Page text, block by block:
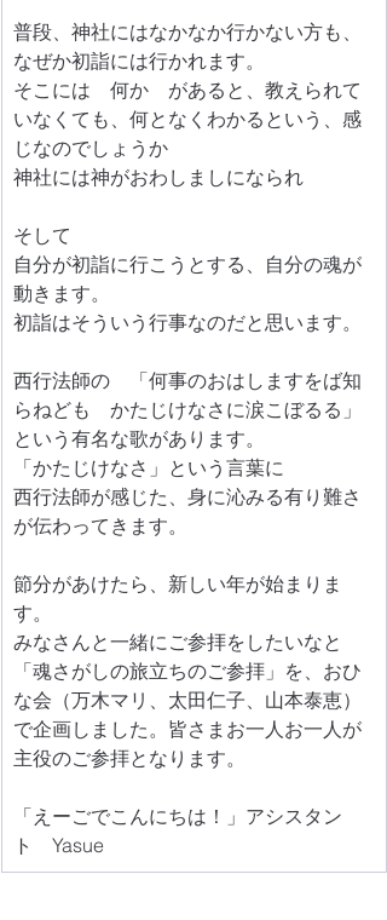
普段、神社にはなかなか行かない方も、
なぜか初詣には行かれます。
そこには　何か　があると、教えられて
いなくても、何となくわかるという、感
じなのでしょうか
神社には神がおわしましになられ
そして
自分が初詣に行こうとする、自分の魂が
動きます。
初詣はそういう行事なのだと思います。
西行法師の　「何事のおはしますをば知
らねども　かたじけなさに涙こぼるる」
という有名な歌があります。
「かたじけなさ」という言葉に
西行法師が感じた、身に沁みる有り難さ
が伝わってきます。
節分があけたら、新しい年が始まりま
す。
みなさんと一緒にご参拝をしたいなと
「魂さがしの旅立ちのご参拝」を、おひ
な会（万木マリ、太田仁子、山本泰恵）
で企画しました。皆さまお一人お一人が
主役のご参拝となります。
「えーごでこんにちは！」アシスタン
ト　Yasue